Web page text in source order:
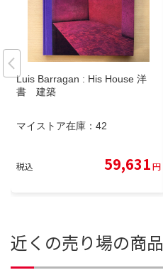
Luis Barragan : His House 洋
書 建築
マイストア在庫： 42
税込 59,631円
近くの売り場の商品